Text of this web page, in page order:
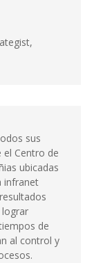
sus
Centro de
ubicadas
infranet
de
al control y